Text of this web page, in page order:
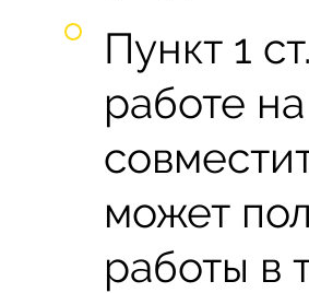
Пункт 1
работе
может
работы в